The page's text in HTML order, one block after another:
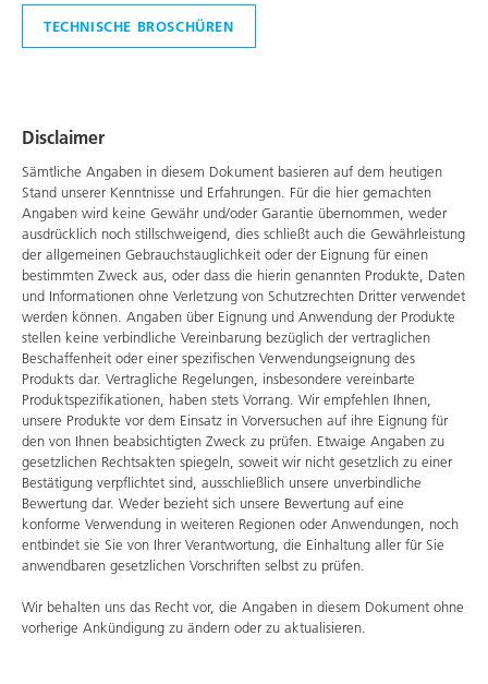
TECHNISCHE BROSCHÜREN
Disclaimer
Sämtliche Angaben in diesem Dokument basieren auf dem heutigen
Stand unserer Kenntnisse und Erfahrungen. Für die hier gemachten
Angaben wird keine Gewähr und/oder Garantie übernommen, weder
ausdrücklich noch stillschweigend, dies schließt auch die Gewährleistung
der allgemeinen Gebrauchstauglichkeit oder der Eignung für einen
bestimmten Zweck aus, oder dass die hierin genannten Produkte, Daten
und Informationen ohne Verletzung von Schutzrechten Dritter verwendet
werden können. Angaben über Eignung und Anwendung der Produkte
stellen keine verbindliche Vereinbarung bezüglich der vertraglichen
Beschaffenheit oder einer spezifischen Verwendungseignung des
Produkts dar. Vertragliche Regelungen, insbesondere vereinbarte
Produktspezifikationen, haben stets Vorrang. Wir empfehlen Ihnen,
unsere Produkte vor dem Einsatz in Vorversuchen auf ihre Eignung für
den von Ihnen beabsichtigten Zweck zu prüfen. Etwaige Angaben zu
gesetzlichen Rechtsakten spiegeln, soweit wir nicht gesetzlich zu einer
Bestätigung verpflichtet sind, ausschließlich unsere unverbindliche
Bewertung dar. Weder bezieht sich unsere Bewertung auf eine
konforme Verwendung in weiteren Regionen oder Anwendungen, noch
entbindet sie Sie von Ihrer Verantwortung, die Einhaltung aller für Sie
anwendbaren gesetzlichen Vorschriften selbst zu prüfen.
Wir behalten uns das Recht vor, die Angaben in diesem Dokument ohne
vorherige Ankündigung zu ändern oder zu aktualisieren.